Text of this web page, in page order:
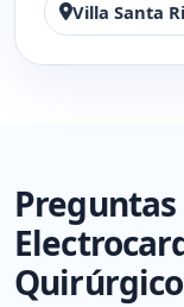
Villa Santa
Quirúrgico